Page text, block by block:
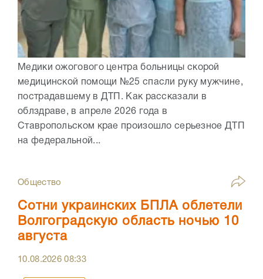
Медики ожогового центра больницы скорой
медицинской помощи №25 спасли руку мужчине,
пострадавшему в ДТП. Как рассказали в
облздраве, в апреле 2026 года в
Ставропольском крае произошло серьезное ДТП
на федеральной...
Общество
Сотни украинских БПЛА облетели
Волгоградскую область ночью 10
августа
10.08.202608:33